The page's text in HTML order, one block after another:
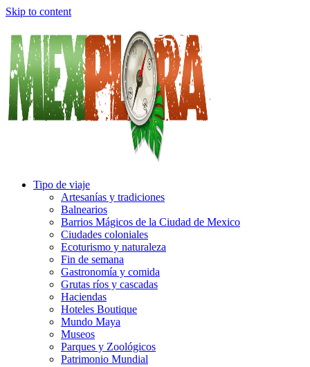
Skip to content
Tipo de viaje
Artesanías y tradiciones
Balnearios
Barrios Mágicos de la Ciudad de Mexico
Ciudades coloniales
Ecoturismo y naturaleza
Fin de semana
Gastronomía y comida
Grutas ríos y cascadas
Haciendas
Hoteles Boutique
Mundo Maya
Museos
Parques y Zoológicos
Patrimonio Mundial